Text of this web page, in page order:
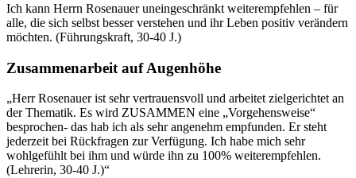
Ich kann Herrn Rosenauer uneingeschränkt weiterempfehlen – für
alle, die sich selbst besser verstehen und ihr Leben positiv verändern
möchten. (Führungskraft, 30-40 J.)
Zusammenarbeit auf Augenhöhe
„Herr Rosenauer ist sehr vertrauensvoll und arbeitet zielgerichtet an
der Thematik. Es wird ZUSAMMEN eine „Vorgehensweise“
besprochen- das hab ich als sehr angenehm empfunden. Er steht
jederzeit bei Rückfragen zur Verfügung. Ich habe mich sehr
wohlgefühlt bei ihm und würde ihn zu 100% weiterempfehlen.
(Lehrerin, 30-40 J.)“